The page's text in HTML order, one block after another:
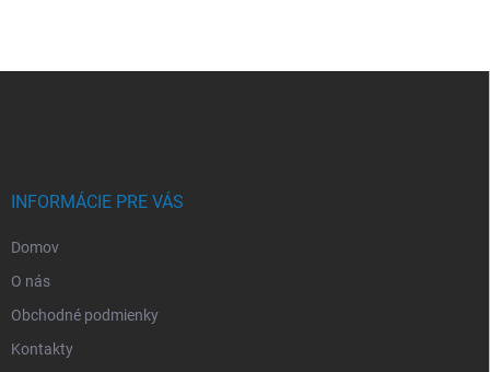
INFORMÁCIE PRE VÁS
Domov
O nás
Obchodné podmienky
Kontakty